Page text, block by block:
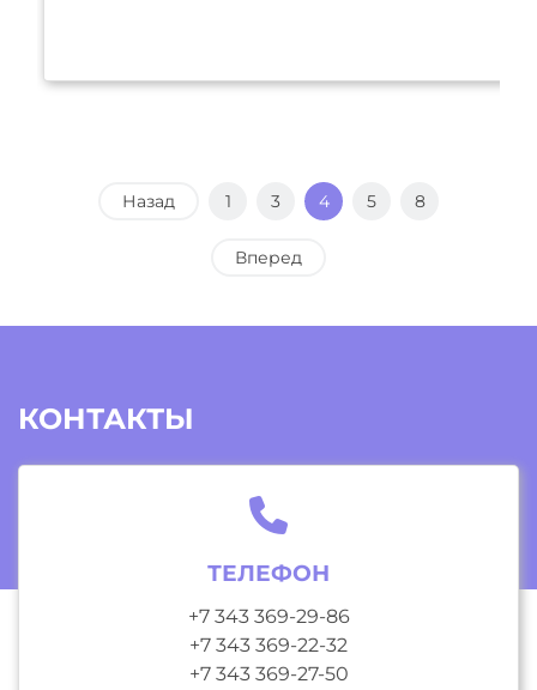
Назад 1 3 4 5 8
Вперед
КОНТАКТЫ
ТЕЛЕФОН
+7 343 369-29-86
+7 343 369-22-32
+7 343 369-27-50